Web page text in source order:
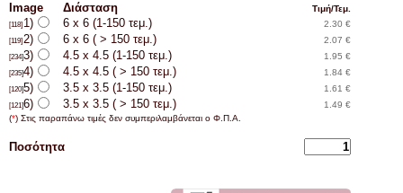
Image Διάσταση Τιμή/Τεμ.
[118] 1) 6 x 6 (1-150 τεμ.) 2.30 €
[119] 2) 6 x 6 ( > 150 τεμ.) 2.07 €
[234]3) 4.5 x 4.5 (1-150 τεμ.) 1.95 €
[235]4) 4.5 x 4.5 ( > 150 τεμ.) 1.84 €
[120]5) 3.5 x 3.5 (1-150 τεμ.) 1.61 €
[121]6) 3.5 x 3.5 ( > 150 τεμ.)
1.49 €
(*) Στις παραπάνω τιμές δεν συμπεριλαμβάνεται ο Φ.Π.Α.
Ποσότητα